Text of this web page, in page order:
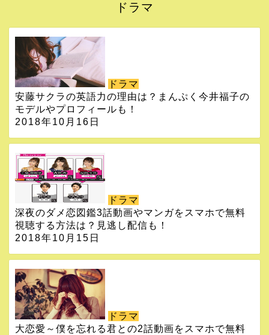
ドラマ
ドラマ
安藤サクラの英語力の理由は？まんぷく今井福子の
モデルやプロフィールも！
2018年10月16日
ドラマ
深夜のダメ恋図鑑3話動画やマンガをスマホで無料
視聴する方法は？見逃し配信も！
2018年10月15日
ドラマ
大恋愛～僕を忘れる君との2話動画をスマホで無料